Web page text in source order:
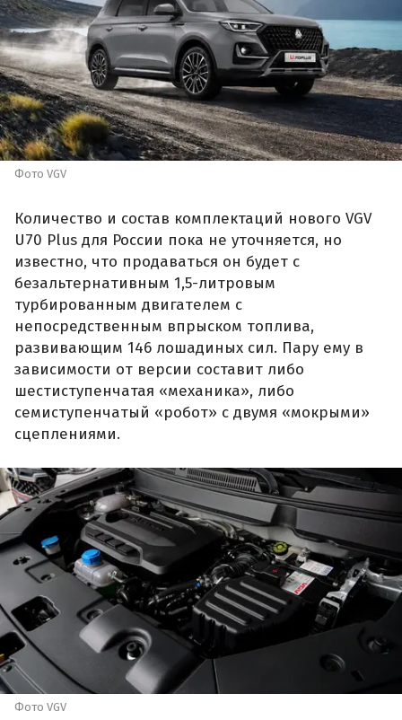
Фото VGV
Количество и состав комплектаций нового VGV
U70 Plus для России пока не уточняется, но
известно, что продаваться он будет с
безальтернативным 1,5-литровым
турбированным двигателем с
непосредственным впрыском топлива,
развивающим 146 лошадиных сил. Пару ему в
зависимости от версии составит либо
шестиступенчатая «механика», либо
семиступенчатый «робот» с двумя «мокрыми»
сцеплениями.
Фото VGV